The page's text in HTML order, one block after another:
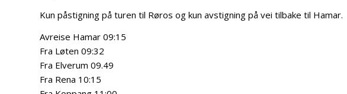
Kun påstigning på turen til Røros og kun avstigning på vei tilbake til Hamar.
Avreise Hamar 09:15
Fra Løten 09:32
Fra Elverum 09.49
Fra Rena 10:15